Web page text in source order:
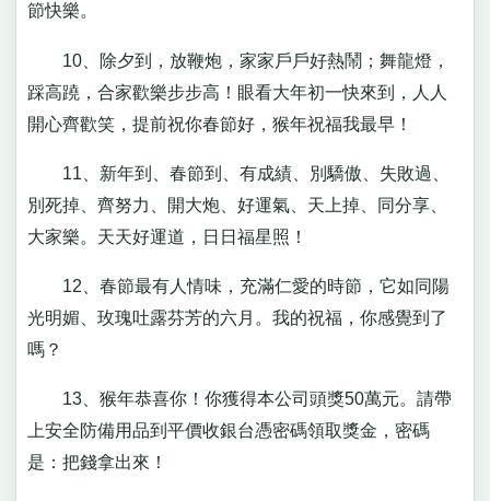
節快樂。
10、除夕到，放鞭炮，家家戶戶好熱鬧；舞龍燈，
踩高蹺，合家歡樂步步高！眼看大年初一快來到，人人
開心齊歡笑，提前祝你春節好，猴年祝福我最早！
11、新年到、春節到、有成績、別驕傲、失敗過、
別死掉、齊努力、開大炮、好運氣、天上掉、同分享、
大家樂。天天好運道，日日福星照！
12、春節最有人情味，充滿仁愛的時節，它如同陽
光明媚、玫瑰吐露芬芳的六月。我的祝福，你感覺到了
嗎？
13、猴年恭喜你！你獲得本公司頭獎50萬元。請帶
上安全防備用品到平價收銀台憑密碼領取獎金，密碼
是：把錢拿出來！